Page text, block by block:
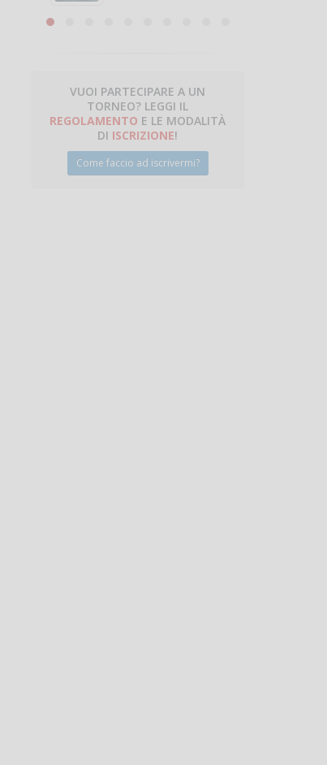
VUOI PARTECIPARE A UN
TORNEO? LEGGI IL
REGOLAMENTO E LE MODALITÀ
DI ISCRIZIONE!
Come faccio ad iscrivermi?